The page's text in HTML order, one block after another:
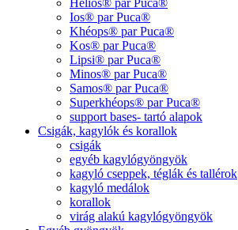
Hélios® par Puca®
Ios® par Puca®
Khéops® par Puca®
Kos® par Puca®
Lipsi® par Puca®
Minos® par Puca®
Samos® par Puca®
Superkhéops® par Puca®
support bases- tartó alapok
Csigák, kagylók és korallok
csigák
egyéb kagylógyöngyök
kagyló cseppek, téglák és tallérok
kagyló medálok
korallok
virág alakú kagylógyöngyök